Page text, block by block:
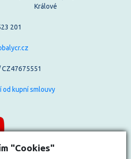
"Cookies"
Králové
201
od kupní smlouvy